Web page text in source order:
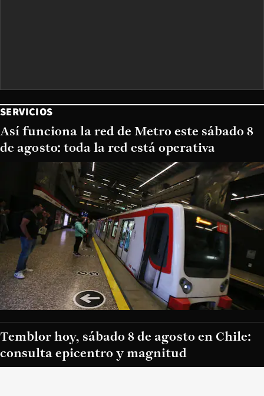
SERVICIOS
Así funciona la red de Metro este sábado 8
de agosto: toda la red está operativa
Temblor hoy, sábado 8 de agosto en Chile:
consulta epicentro y magnitud